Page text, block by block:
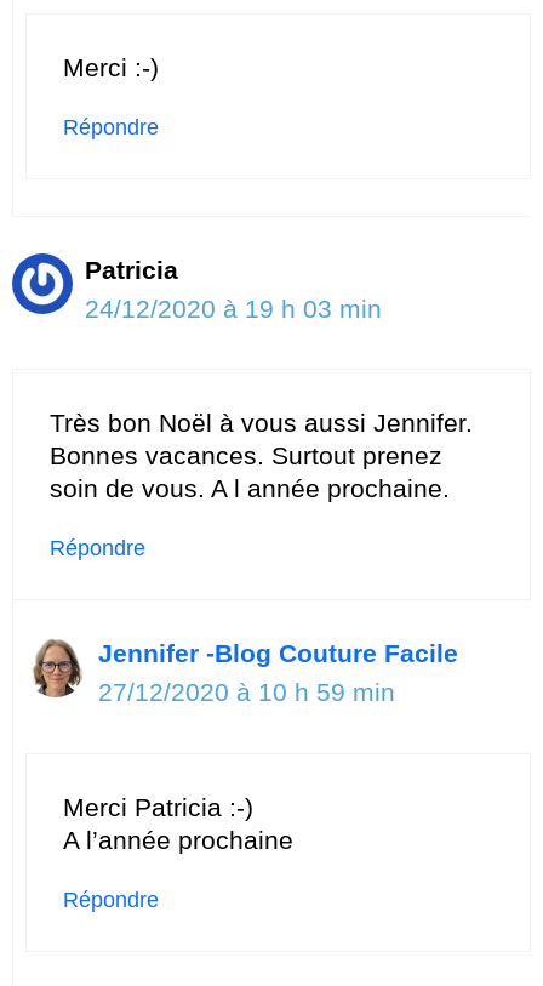
Merci :-)
Répondre
Patricia
24/12/2020 à 19 h 03 min
Très bon Noël à vous aussi Jennifer.
Bonnes vacances. Surtout prenez
soin de vous. A l année prochaine.
Répondre
Jennifer -Blog Couture Facile
27/12/2020 à 10 h 59 min
Merci Patricia :-)
A l’année prochaine
Répondre